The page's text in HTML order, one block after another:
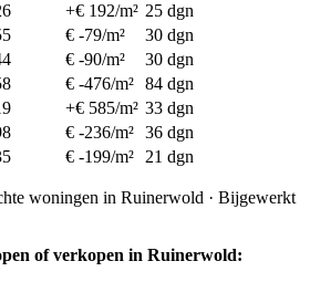
+€ 192/m² 25 dgn
€ -79/m²
30 dgn
€ -90/m²
30 dgn
€ -476/m² 84 dgn
+€ 585/m² 33 dgn
€ -236/m² 36 dgn
€ -199/m² 21 dgn
woningen in Ruinerwold · Bijgewerkt
of verkopen in Ruinerwold: